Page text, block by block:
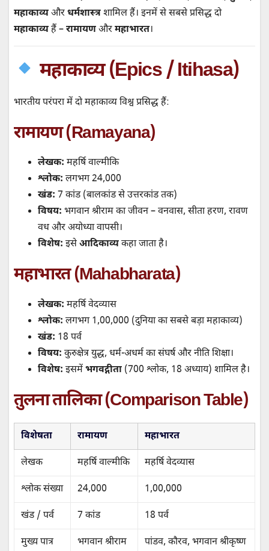
o
k
r
p
p
a
t
a
m
I
n
महाकाव्यऔरधर्मशास्त्रशामिल हैं। इनमें से सबसे प्रसिद्ध दो
महाकाव्यहैं –रामायणऔरमहाभारत।
महाकाव्य (Epics / Itihasa)
भारतीय परंपरा में दो महाकाव्य विश्व प्रसिद्ध हैं:
रामायण (Ramayana)
लेखक: महर्षि वाल्मीकि
श्लोक: लगभग 24,000
खंड: 7 कांड (बालकांड से उत्तरकांड तक)
विषय: भगवान श्रीराम का जीवन – वनवास, सीता हरण, रावण
वध और अयोध्या वापसी।
विशेष: इसेआदिकाव्यकहा जाता है।
महाभारत (Mahabharata)
लेखक: महर्षि वेदव्यास
श्लोक: लगभग 1,00,000 (दुनिया का सबसे बड़ा महाकाव्य)
खंड: 18 पर्व
विषय: कुरुक्षेत्र युद्ध, धर्म-अधर्म का संघर्ष और नीति शिक्षा।
विशेष: इसमेंभगवद्गीता (700 श्लोक, 18 अध्याय) शामिल है।
तुलना तालिका (Comparison Table)
विशेषता रामायण महाभारत
लेखक महर्षि वाल्मीकि महर्षि वेदव्यास
श्लोक संख्या 24,000 1,00,000
खंड / पर्व 7 कांड 18 पर्व
मुख्य पात्र भगवान श्रीराम पांडव, कौरव, भगवान श्रीकृष्ण